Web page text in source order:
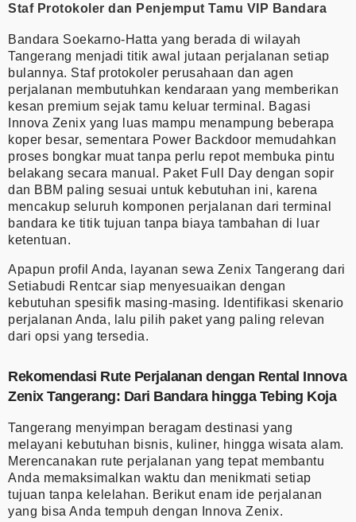
Staf Protokoler dan Penjemput Tamu VIP Bandara
Bandara Soekarno-Hatta yang berada di wilayah
Tangerang menjadi titik awal jutaan perjalanan setiap
bulannya. Staf protokoler perusahaan dan agen
perjalanan membutuhkan kendaraan yang memberikan
kesan premium sejak tamu keluar terminal. Bagasi
Innova Zenix yang luas mampu menampung beberapa
koper besar, sementara Power Backdoor memudahkan
proses bongkar muat tanpa perlu repot membuka pintu
belakang secara manual. Paket Full Day dengan sopir
dan BBM paling sesuai untuk kebutuhan ini, karena
mencakup seluruh komponen perjalanan dari terminal
bandara ke titik tujuan tanpa biaya tambahan di luar
ketentuan.
Apapun profil Anda, layanan sewa Zenix Tangerang dari
Setiabudi Rentcar siap menyesuaikan dengan
kebutuhan spesifik masing-masing. Identifikasi skenario
perjalanan Anda, lalu pilih paket yang paling relevan
dari opsi yang tersedia.
Rekomendasi Rute Perjalanan dengan Rental Innova
Zenix Tangerang: Dari Bandara hingga Tebing Koja
Tangerang menyimpan beragam destinasi yang
melayani kebutuhan bisnis, kuliner, hingga wisata alam.
Merencanakan rute perjalanan yang tepat membantu
Anda memaksimalkan waktu dan menikmati setiap
tujuan tanpa kelelahan. Berikut enam ide perjalanan
yang bisa Anda tempuh dengan Innova Zenix.